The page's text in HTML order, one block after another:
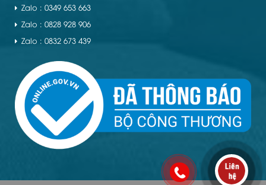
Zalo : 0349 653 663
Zalo : 0828 928 906
Zalo : 0832 673 439